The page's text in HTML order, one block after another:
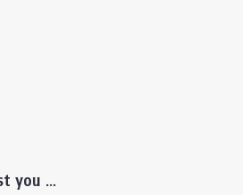
you ...